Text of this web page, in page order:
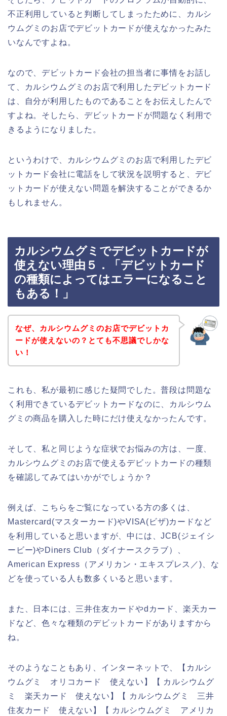
不正利用していると判断してしまったために、カルシ
ウムグミのお店でデビットカードが使えなかったみた
いなんですよね。
なので、デビットカード会社の担当者に事情をお話し
て、カルシウムグミのお店で利用したデビットカード
は、自分が利用したものであることをお伝えしたんで
すよね。そしたら、デビットカードが問題なく利用で
きるようになりました。
というわけで、カルシウムグミのお店で利用したデビ
ットカード会社に電話をして状況を説明すると、デビ
ットカードが使えない問題を解決することができるか
もしれません。
カルシウムグミでデビットカードが
使えない理由５．「デビットカード
の種類によってはエラーになること
もある！」
なぜ、カルシウムグミのお店でデビットカ
ードが使えないの？とても不思議でしかな
い！
これも、私が最初に感じた疑問でした。普段は問題な
く利用できているデビットカードなのに、カルシウム
グミの商品を購入した時にだけ使えなかったんです。
そして、私と同じような症状でお悩みの方は、一度、
カルシウムグミのお店で使えるデビットカードの種類
を確認してみてはいかがでしょうか？
例えば、こちらをご覧になっている方の多くは、
Mastercard(マスターカード)やVISA(ビザ)カードなど
を利用していると思いますが、中には、JCB(ジェイシ
ービー)やDiners Club（ダイナースクラブ）、
American Express（アメリカン・エキスプレス／)、な
どを使っている人も数多くいると思います。
また、日本には、三井住友カードやdカード、楽天カー
ドなど、色々な種類のデビットカードがありますから
ね。
そのようなこともあり、インターネットで、【カルシ
ウムグミ オリコカード 使えない】【 カルシウムグ
ミ 楽天カード 使えない】【 カルシウムグミ 三井
住友カード 使えない】【 カルシウムグミ アメリカ